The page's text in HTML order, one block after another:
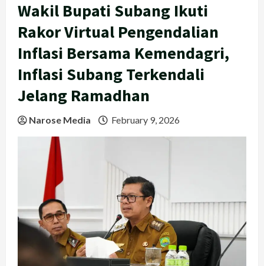
Wakil Bupati Subang Ikuti
Rakor Virtual Pengendalian
Inflasi Bersama Kemendagri,
Inflasi Subang Terkendali
Jelang Ramadhan
Narose Media February 9, 2026